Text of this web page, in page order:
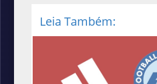
Leia Também: